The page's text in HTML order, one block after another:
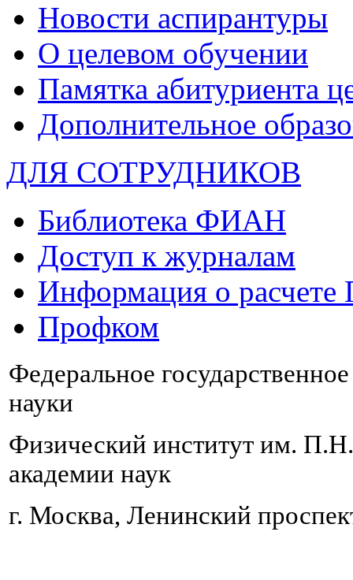
Новости аспирантуры
О целевом обучении
Памятка абитуриента
Дополнительное
ДЛЯ СОТРУДНИКОВ
Библиотека ФИАН
Доступ к журналам
Информация о
Профком
Федеральное
науки
Физический институт им.
академии наук
г. Москва, Ленинский